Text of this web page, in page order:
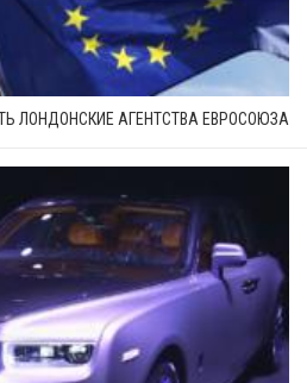
ЛОНДОНСКИЕ АГЕНТСТВА ЕВРОСОЮЗА